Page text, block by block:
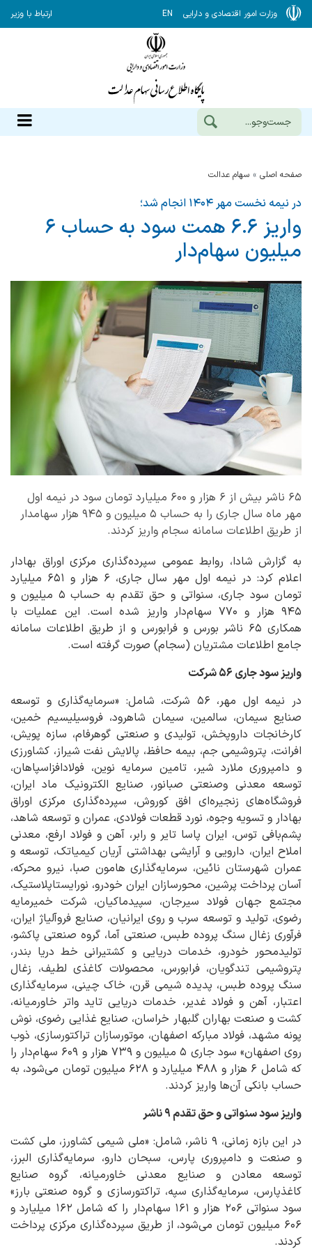
وزارت امور اقتصادی و دارایی EN ارتباط با وزیر
صفحه اصلی سهام عدالت
در نیمه نخست مهر ۱۴۰۴ انجام شد؛
واریز ۶.۶ همت سود به حساب ۶
میلیون سهام‌دار
۶۵ ناشر بیش از ۶ هزار و ۶۰۰ میلیارد تومان سود در نیمه اول
مهر ماه سال جاری را به حساب ۵ میلیون و ۹۴۵ هزار سهامدار
از طریق اطلاعات سامانه سجام واریز کردند.
به گزارش شادا، روابط عمومی سپرده‌گذاری مرکزی اوراق بهادار
اعلام کرد: در نیمه اول مهر سال جاری، ۶ هزار و ۶۵۱ میلیارد
تومان سود جاری، سنواتی و حق تقدم به حساب ۵ میلیون و
۹۴۵ هزار و ۷۷۰ سهام‌دار واریز شده است. این عملیات با
همکاری ۶۵ ناشر بورس و فرابورس و از طریق اطلاعات سامانه‌
جامع اطلاعات مشتریان (سجام) صورت گرفته است.
واریز سود جاری ۵۶ شرکت
در نیمه اول مهر، ۵۶ شرکت، شامل: «سرمایه‌گذاری و توسعه
صنایع سیمان، سالمین، سیمان شاهرود، فروسیلیسیم خمین،
کارخانجات داروپخش، تولیدی و صنعتی گوهرفام، سازه پویش،
افرانت، پتروشیمی جم، بیمه حافظ، پالایش نفت شیراز، کشاورزی
و دامپروری ملارد شیر، تامین سرمایه نوین، فولادافزاسپاهان،
توسعه معدنی وصنعتی صبانور، صنایع الکترونیک ماد ایران،
فروشگاه‌های زنجیره‌ای افق کوروش، سپرده‌گذاری مرکزی اوراق
بهادار و تسویه وجوه، نورد قطعات فولادی، عمران و توسعه شاهد،
پشم‌بافی توس، ایران پاسا تایر و رابر، آهن و فولاد ارفع، معدنی
املاح ایران، دارویی و آرایشی بهداشتی آریان کیمیاتک، توسعه و
عمران شهرستان نائین، سرمایه‌گذاری هامون صبا، نیرو محرکه،
آسان پرداخت پرشین، محورسازان ایران خودرو، نورایستاپلاستیک،
مجتمع جهان فولاد سیرجان، سپیدماکیان، شرکت خمیرمایه
رضوی، تولید و توسعه سرب و روی ایرانیان، صنایع فروآلیاژ ایران،
فرآوری زغال سنگ پروده طبس، صنعتی آما، گروه صنعتی پاکشو،
تولیدمحور خودرو، خدمات دریایی و کشتیرانی خط دریا بندر،
پتروشیمی تندگویان، فرابورس، محصولات کاغذی لطیف، زغال
سنگ پروده طبس، پدیده شیمی قرن، خاک چینی، سرمایه‌گذاری
اعتبار، آهن و فولاد غدیر، خدمات دریایی تاید واتر خاورمیانه،
کشت و صنعت بهاران گلبهار خراسان، صنایع غذایی رضوی، نوش
پونه مشهد، فولاد مبارکه اصفهان، موتورسازان تراکتورسازی، ذوب
روی اصفهان» سود جاری ۵ میلیون و ۷۳۹ هزار و ۶۰۹ سهام‌دار را
که شامل ۶ هزار و ۴۸۸ میلیارد و ۶۲۸ میلیون تومان می‌شود، به
حساب بانکی آن‌ها واریز کردند.
واریز سود سنواتی و حق تقدم ۹ ناشر
در این بازه زمانی، ۹ ناشر، شامل: «ملی شیمی کشاورز، ملی کشت
و صنعت و دامپروری پارس، سبحان دارو، سرمایه‌گذاری البرز،
توسعه معادن و صنایع معدنی خاورمیانه، گروه صنایع
کاغذپارس، سرمایه‌گذاری سپه، تراکتورسازی و گروه صنعتی بارز»
سود سنواتی ۲۰۶ هزار و ۱۶۱ سهام‌دار را که شامل ۱۶۲ میلیارد و
۶۰۶ میلیون تومان می‌شود، از طریق سپرده‌گذاری مرکزی پرداخت
کردند.